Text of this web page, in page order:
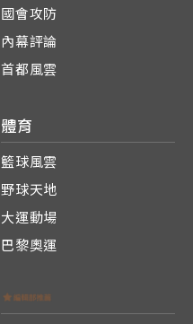
國會攻防
內幕評論
首都風雲
體育
籃球風雲
野球天地
大運動場
巴黎奧運